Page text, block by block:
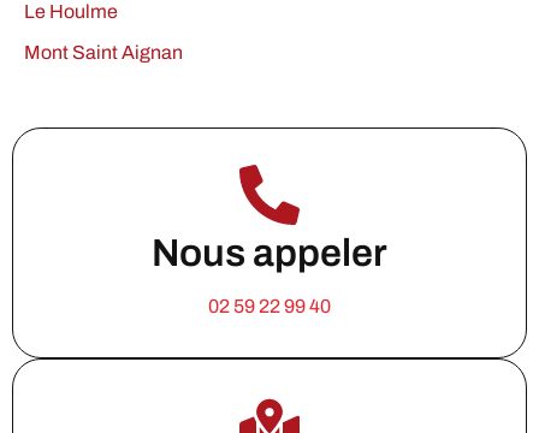
Le Houlme
Mont Saint Aignan
Nous appeler
02 59 22 99 40